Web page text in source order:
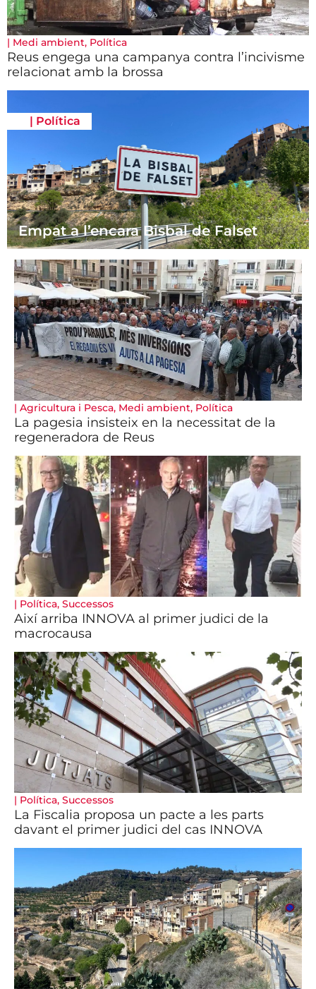
| Medi ambient, Política
Reus engega una campanya contra l’incivisme
relacionat amb la brossa
| Política
Empat a l’encara Bisbal de Falset
| Agricultura i Pesca, Medi ambient, Política
La pagesia insisteix en la necessitat de la
regeneradora de Reus
| Política, Successos
Així arriba INNOVA al primer judici de la
macrocausa
| Política, Successos
La Fiscalia proposa un pacte a les parts
davant el primer judici del cas INNOVA